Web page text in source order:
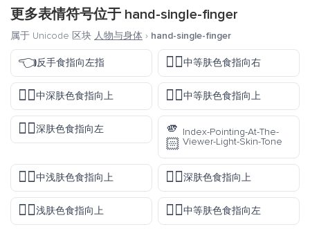
更多表情符号位于 hand-single-finger
属于 Unicode 区块 人物与身体 › hand-single-finger
👈反手食指向左指 👉🏽中等肤色食指向右
☝🏾中深肤色食指向上 ☝🏽中等肤色食指向上
👈🏿深肤色食指向左
🫵
🏻
Index-Pointing-At-The-
Viewer-Light-Skin-Tone
☝🏼中浅肤色食指向上 ☝🏿深肤色食指向上
☝🏻浅肤色食指向上 👈🏽中等肤色食指向左